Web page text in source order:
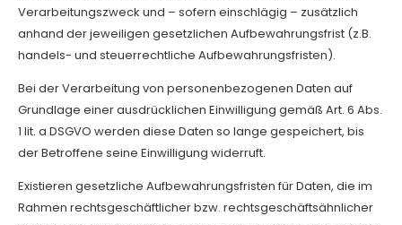
Verarbeitungszweck und – sofern einschlägig – zusätzlich
anhand der jeweiligen gesetzlichen Aufbewahrungsfrist (z.B.
handels- und steuerrechtliche Aufbewahrungsfristen).
Bei der Verarbeitung von personenbezogenen Daten auf
Grundlage einer ausdrücklichen Einwilligung gemäß Art. 6 Abs.
1 lit. a DSGVO werden diese Daten so lange gespeichert, bis
der Betroffene seine Einwilligung widerruft.
Existieren gesetzliche Aufbewahrungsfristen für Daten, die im
Rahmen rechtsgeschäftlicher bzw. rechtsgeschäftsähnlicher